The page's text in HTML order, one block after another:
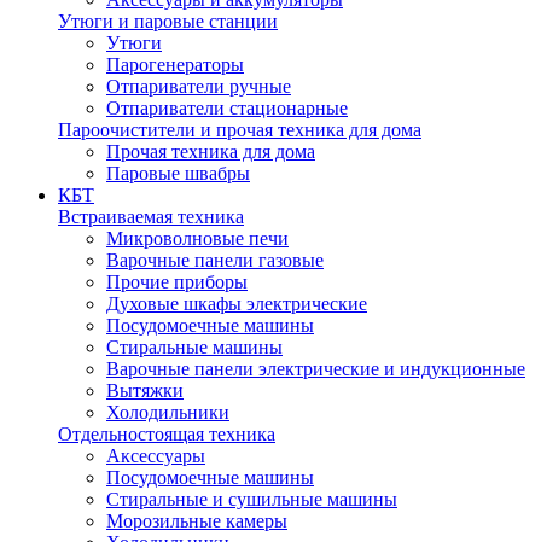
Утюги и паровые станции
Утюги
Парогенераторы
Отпариватели ручные
Отпариватели стационарные
Пароочистители и прочая техника для дома
Прочая техника для дома
Паровые швабры
КБТ
Встраиваемая техника
Микроволновые печи
Варочные панели газовые
Прочие приборы
Духовые шкафы электрические
Посудомоечные машины
Стиральные машины
Варочные панели электрические и индукционные
Вытяжки
Холодильники
Отдельностоящая техника
Аксессуары
Посудомоечные машины
Стиральные и сушильные машины
Морозильные камеры